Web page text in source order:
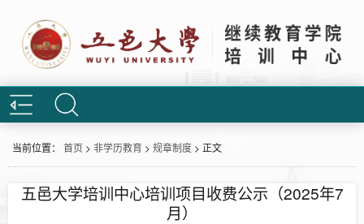
当前位置： 首页 > 非学历教育 > 规章制度 > 正文
五邑大学培训中心培训项目收费公示（2025年7
月）